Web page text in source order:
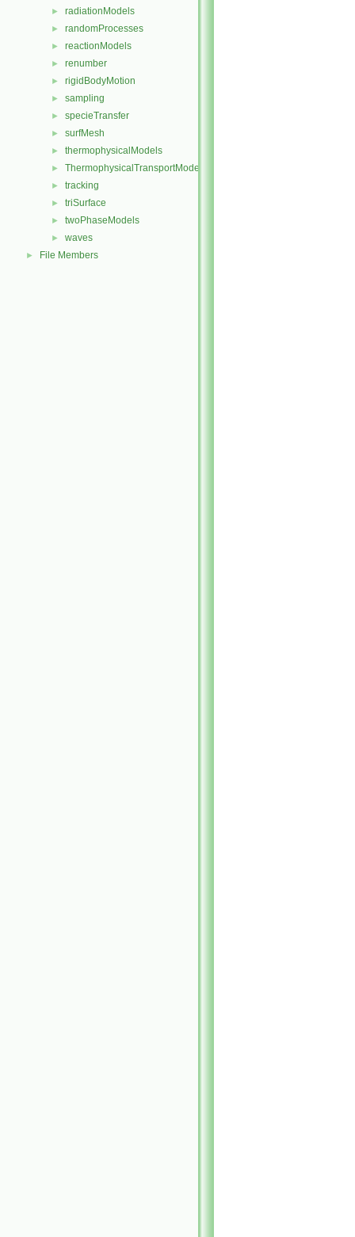
► radiationModels
► randomProcesses
► reactionModels
► renumber
► rigidBodyMotion
► sampling
► specieTransfer
► surfMesh
► thermophysicalModels
► ThermophysicalTransportModels
► tracking
► triSurface
► twoPhaseModels
► waves
► File Members